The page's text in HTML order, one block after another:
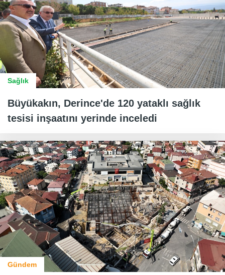
Sağlık
Büyükakın, Derince'de 120 yataklı sağlık
tesisi inşaatını yerinde inceledi
Gündem